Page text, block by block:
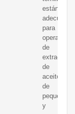
estándar
adecuada
para
de
extracción
de
aceite
de
pequeña
y